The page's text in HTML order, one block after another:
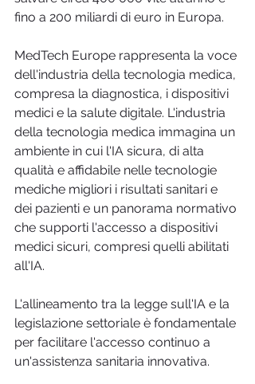
fino a 200 miliardi di euro in Europa.
MedTech Europe rappresenta la voce
dell'industria della tecnologia medica,
compresa la diagnostica, i dispositivi
medici e la salute digitale. L'industria
della tecnologia medica immagina un
ambiente in cui l'IA sicura, di alta
qualità e affidabile nelle tecnologie
mediche migliori i risultati sanitari e
dei pazienti e un panorama normativo
che supporti l'accesso a dispositivi
medici sicuri, compresi quelli abilitati
all'IA.
L'allineamento tra la legge sull'IA e la
legislazione settoriale è fondamentale
per facilitare l'accesso continuo a
un'assistenza sanitaria innovativa.